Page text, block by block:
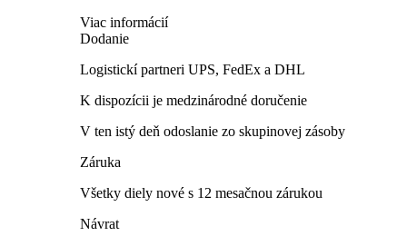
Viac informácií
Dodanie
Logistickí partneri UPS, FedEx a DHL
K dispozícii je medzinárodné doručenie
V ten istý deň odoslanie zo skupinovej zásoby
Záruka
Všetky diely nové s 12 mesačnou zárukou
Návrat